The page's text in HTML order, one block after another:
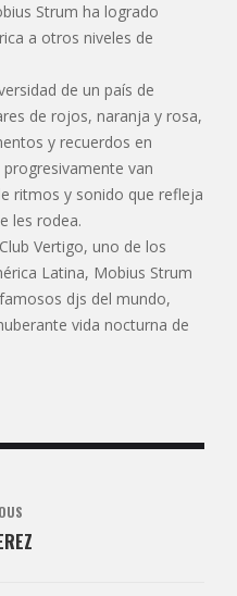
Strum ha logrado
a otros niveles de
de un país de
de rojos, naranja y rosa,
y recuerdos en
van
ritmos y sonido que refleja
les rodea.
Vertigo, uno de los
Latina, Mobius Strum
djs del mundo,
vida nocturna de